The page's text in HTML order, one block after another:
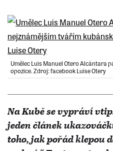
Umělec Luis Manuel Otero Alcántara
opozice. Zdroj: facebook Luise Otery
Na Kubě se vypráví
jeden článek
toho, jak pořád klepou